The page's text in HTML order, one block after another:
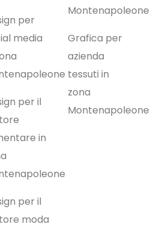
per
media
per il
in
per il
moda
Montenapoleone
Grafica per
azienda
tessuti in
zona
Montenapoleone